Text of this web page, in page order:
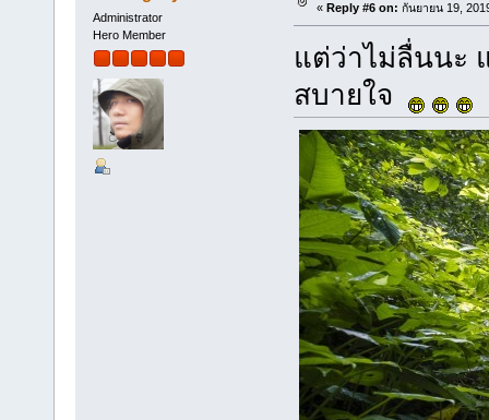
Administrator
Hero Member
« Reply #6 on: กันยายน 19,
แต่ว่าไม่ลื่นนะ
สบายใจ